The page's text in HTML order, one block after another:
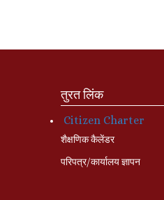
तुरत लिंक
Citizen Charter
शैक्षणिक कैलेंडर
परिपत्र/कार्यालय ज्ञापन